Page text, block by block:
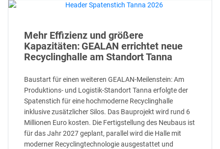
Mehr Effizienz und größere
Kapazitäten: GEALAN errichtet neue
Recyclinghalle am Standort Tanna
Baustart für einen weiteren GEALAN-Meilenstein: Am
Produktions- und Logistik-Standort Tanna erfolgte der
Spatenstich für eine hochmoderne Recyclinghalle
inklusive zusätzlicher Silos. Das Bauprojekt wird rund 6
Millionen Euro kosten. Die Fertigstellung des Neubaus ist
für das Jahr 2027 geplant, parallel wird die Halle mit
moderner Recyclingtechnologie ausgestattet und